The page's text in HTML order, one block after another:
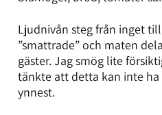
Ljudnivån steg från inget
”smattrade” och maten
gäster. Jag smög lite
tänkte att detta kan inte
ynnest.